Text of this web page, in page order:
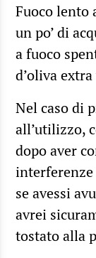
Fuoco lento
un po’ di
a fuoco
d’oliva
Nel caso di
all’utilizzo,
dopo aver
se avessi
avrei
tostato alla